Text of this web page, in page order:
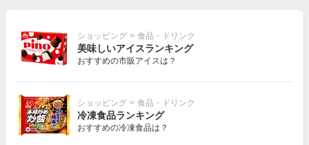
ショッピング > 食品・ドリンク
美味しいアイスランキング
おすすめの市販アイスは？
ショッピング > 食品・ドリンク
冷凍食品ランキング
おすすめの冷凍食品は？